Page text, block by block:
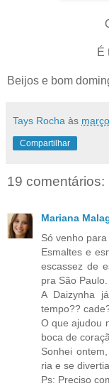
É
Beijos e bom
Tays Rocha às
Compartilhar
19 comentários:
Mariana
Só venho para
Esmaltes e
escassez de
pra São
A Daizynha
tempo??
O que ajudou
boca de
Sonhei
ria e se
Ps: Preciso